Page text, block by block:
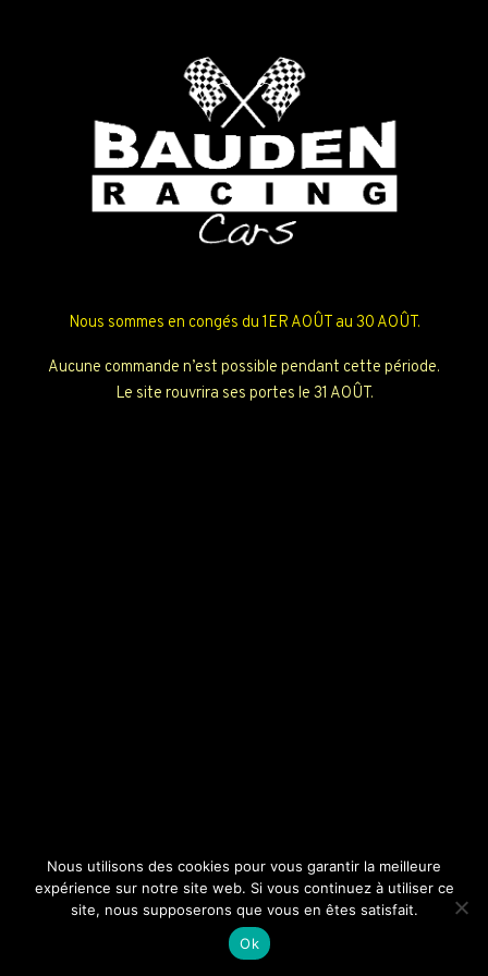
Nous sommes en congés du 1ER AOÛT au 30 AOÛT.
Aucune commande n’est possible pendant cette période.
Le site rouvrira ses portes le 31 AOÛT.
Nous utilisons des cookies pour vous garantir la meilleure
expérience sur notre site web. Si vous continuez à utiliser ce
site, nous supposerons que vous en êtes satisfait.
Ok